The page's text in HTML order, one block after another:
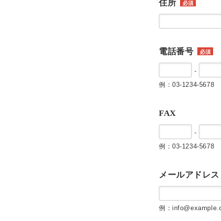
住所 必須
電話番号 必須
-
例：03-1234-5678
FAX
-
例：03-1234-5678
メールアドレス
例：